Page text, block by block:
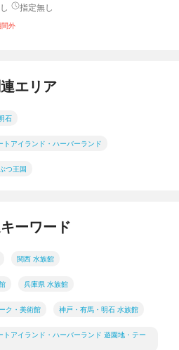
指定無し
外
エリア
石
アイランド・ハーバーランド
つ王国
ーワード
関西 水族館
兵庫県 水族館
ク・美術館 神戸・有馬・明石 水族館
アイランド・ハーバーランド 遊園地・テー